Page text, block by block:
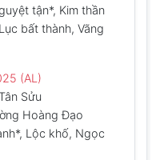
tận*, Kim thần
bất thành, Vãng
(AL)
Sửu
Hoàng Đạo
Lộc khố, Ngọc